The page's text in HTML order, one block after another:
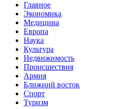
Главное
Экономика
Медицина
Европа
Наука
Культура
Недвижимость
Происшествия
Армия
Ближний восток
Спорт
Туризм